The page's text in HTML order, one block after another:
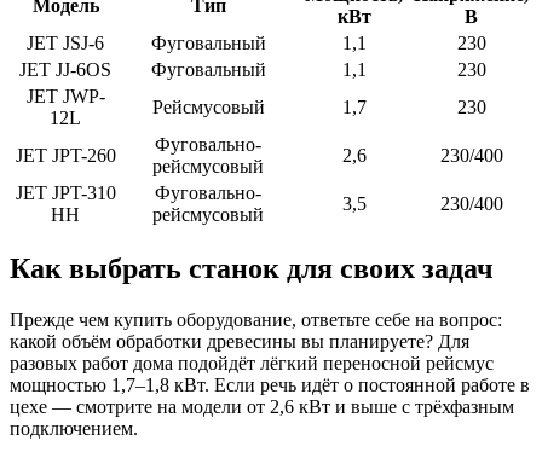
Модель Тип
кВт
В
JET JSJ-6
Фуговальный 1,1
230
JET JJ-6OS
Фуговальный 1,1
230
JET JWP-
12L
Рейсмусовый 1,7 230
JET JPT-260
Фуговально-
рейсмусовый
2,6
230/400
JET JPT-310
HH
Фуговально-
рейсмусовый
3,5 230/400
Как выбрать станок для своих задач
Прежде чем купить оборудование, ответьте себе на вопрос:
какой объём обработки древесины вы планируете? Для
разовых работ дома подойдёт лёгкий переносной рейсмус
мощностью 1,7–1,8 кВт. Если речь идёт о постоянной работе в
цехе — смотрите на модели от 2,6 кВт и выше с трёхфазным
подключением.